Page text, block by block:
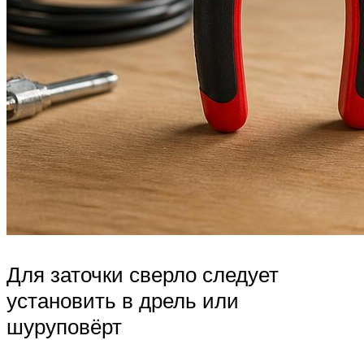
Для заточки сверло следует
установить в дрель или
шуруповёрт